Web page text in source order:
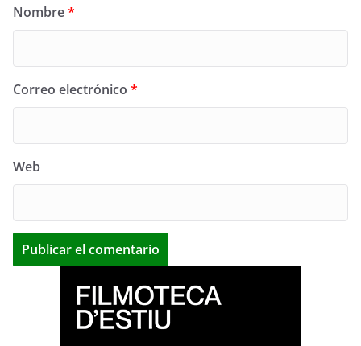
Nombre*
Correo electrónico *
Web